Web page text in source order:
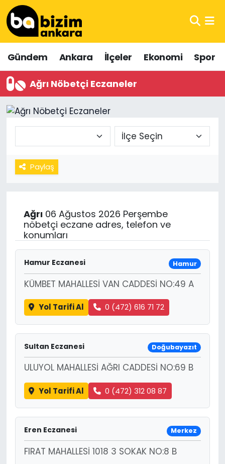
Gündem Ankara İlçeler Ekonomi Spor
Ağrı Nöbetçi Eczaneler
Paylaş
Ağrı06 Ağustos 2026 Perşembe
nöbetçi eczane adres, telefon ve
konumları
Hamur Eczanesi Hamur
KÜMBET MAHALLESİ VAN CADDESİ NO:49 A
Yol Tarifi Al 0 (472) 616 71 72
Sultan Eczanesi Doğubayazıt
ULUYOL MAHALLESİ AĞRI CADDESİ NO:69 B
Yol Tarifi Al 0 (472) 312 08 87
Eren Eczanesi Merkez
FIRAT MAHALLESİ 1018 3 SOKAK NO:8 B
Hava Durumu
Trafik Durumu
Süper Lig Puan Durumu ve Fikstür
Tüm Manşetler
Son Dakika Haberleri
Haber Arşivi